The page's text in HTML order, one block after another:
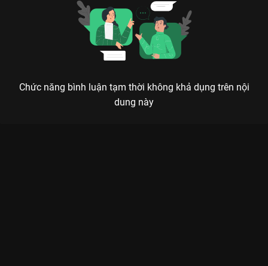
Chức năng bình luận tạm thời không khả dụng trên nội
dung này